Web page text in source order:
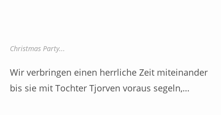
Christmas Party...
Wir verbringen einen herrliche Zeit miteinander
bis sie mit Tochter Tjorven voraus segeln,…